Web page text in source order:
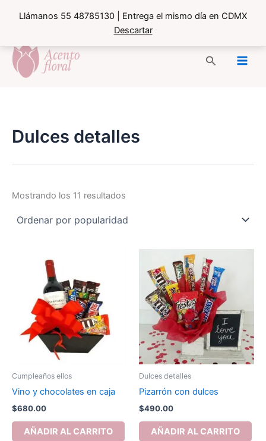
Llámanos 55 48785130 | Entrega el mismo día en CDMX
Descartar
contenido
Buscar
Dulces detalles
Mostrando los 11 resultados
Cumpleaños ellos
Vino y chocolates en caja
$680.00
AÑADIR AL CARRITO
Dulces detalles
Pizarrón con dulces
$490.00
AÑADIR AL CARRITO